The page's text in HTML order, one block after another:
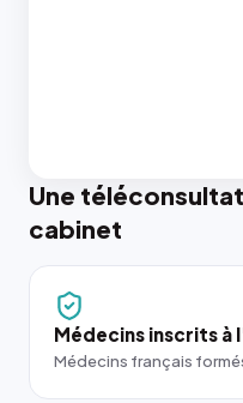
Une
cabinet
Médecins inscrits à
Médecins français